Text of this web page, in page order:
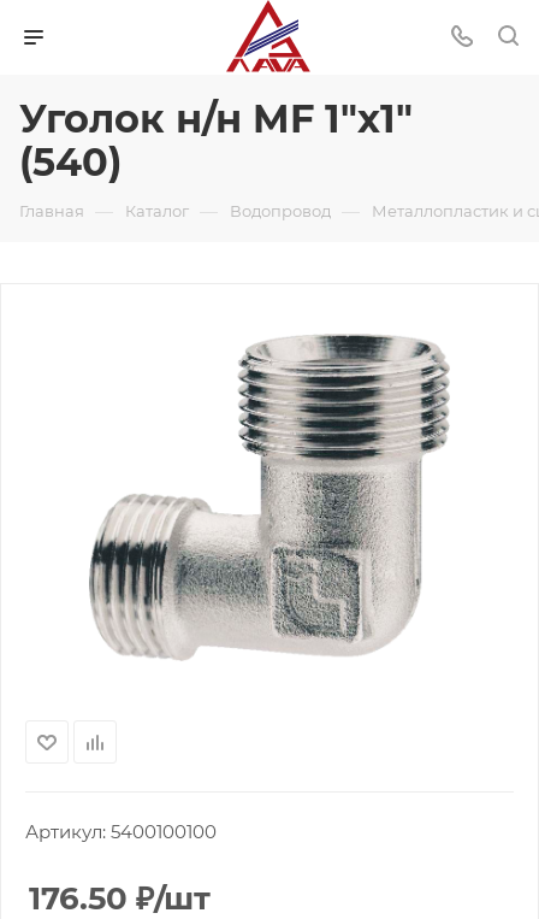
Уголок н/н MF 1"х1"
(540)
Главная — Каталог — Водопровод — Металлопластик и
Артикул: 5400100100
176.50 ₽/шт